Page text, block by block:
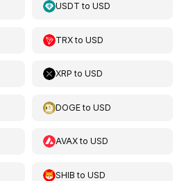
USDT toUSD
TRXtoUSD
XRP toUSD
DOGEtoUSD
AVAXtoUSD
SHIB toUSD